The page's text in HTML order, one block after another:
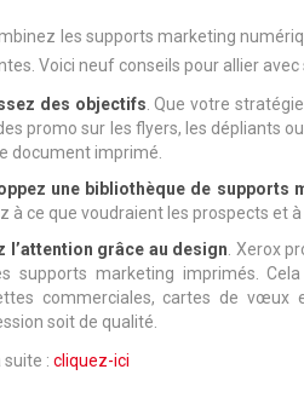
les supports marketing
Voici neuf conseils pour allier
des objectifs . Que votre
promo sur les flyers, les dépliants
document imprimé.
une bibliothèque de supports
à ce que voudraient les prospects et
l’attention grâce au design . Xerox
supports marketing imprimés.
commerciales, cartes de vœux
soit de qualité.
suite : cliquez-ici